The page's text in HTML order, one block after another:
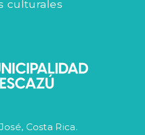
culturales
Costa Rica.